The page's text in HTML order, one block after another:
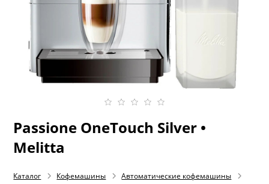
Passione OneTouch Silver •
Melitta
Каталог Кофемашины
Автоматические кофемашины